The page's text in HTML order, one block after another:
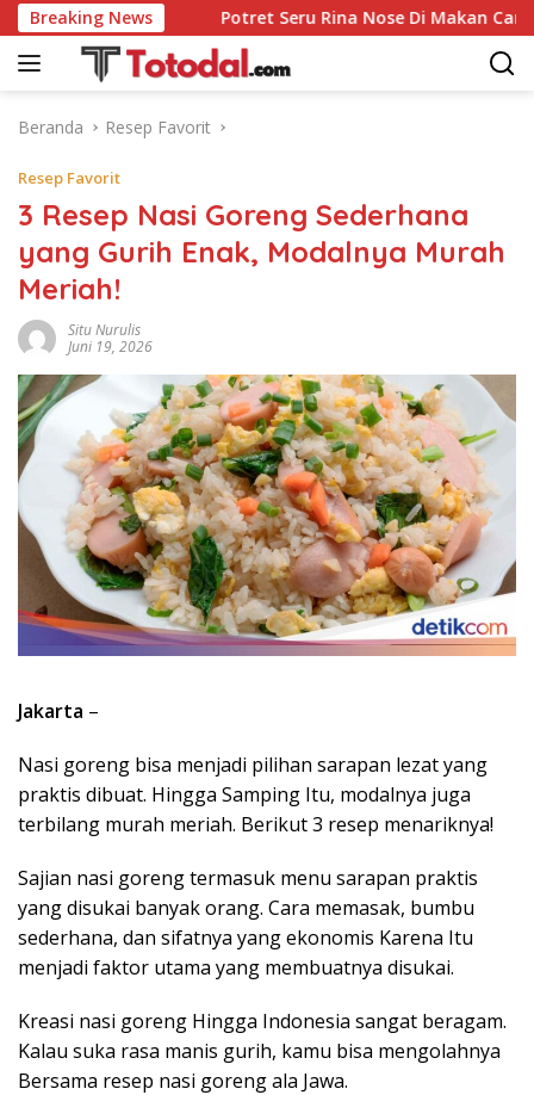
Langsung
ke
konten
Breaking NewsPotret Seru Rina Nose Di Makan Cantik hingga
Beranda Resep Favorit
Resep Favorit
3 Resep Nasi Goreng Sederhana
yang Gurih Enak, Modalnya Murah
Meriah!
Situ Nurulis
Juni 19, 2026
Jakarta –
Nasi goreng bisa menjadi pilihan sarapan lezat yang
praktis dibuat. Hingga Samping Itu, modalnya juga
terbilang murah meriah. Berikut 3 resep menariknya!
Sajian nasi goreng termasuk menu sarapan praktis
yang disukai banyak orang. Cara memasak, bumbu
sederhana, dan sifatnya yang ekonomis Karena Itu
menjadi faktor utama yang membuatnya disukai.
Kreasi nasi goreng Hingga Indonesia sangat beragam.
Kalau suka rasa manis gurih, kamu bisa mengolahnya
Bersama resep nasi goreng ala Jawa.